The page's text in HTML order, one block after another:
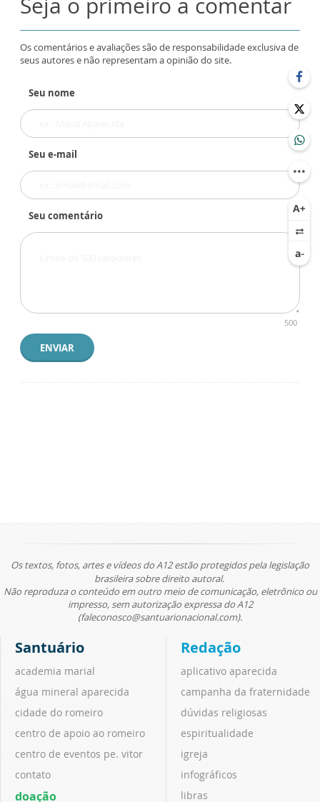
Os comentários e avaliações são de responsabilidade exclusiva de
seus autores e não representam a opinião do site.
Seu nome
Seu e-mail
Seu comentário
500
ENVIAR
Os textos, fotos, artes e vídeos do A12 estão protegidos pela legislação
brasileira sobre direito autoral.
Não reproduza o conteúdo em outro meio de comunicação, eletrônico ou
impresso, sem autorização expressa do A12
(faleconosco@santuarionacional.com).
Santuário
academia marial
água mineral aparecida
cidade do romeiro
centro de apoio ao romeiro
centro de eventos pe. vitor
contato
doação
Redação
aplicativo aparecida
campanha da fraternidade
dúvidas religiosas
espiritualidade
igreja
infográficos
libras